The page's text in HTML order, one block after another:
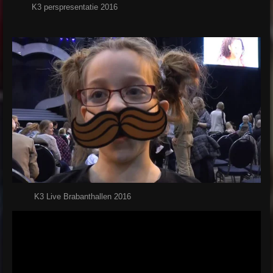
K3 perspresentatie 2016
K3 Live Brabanthallen 2016